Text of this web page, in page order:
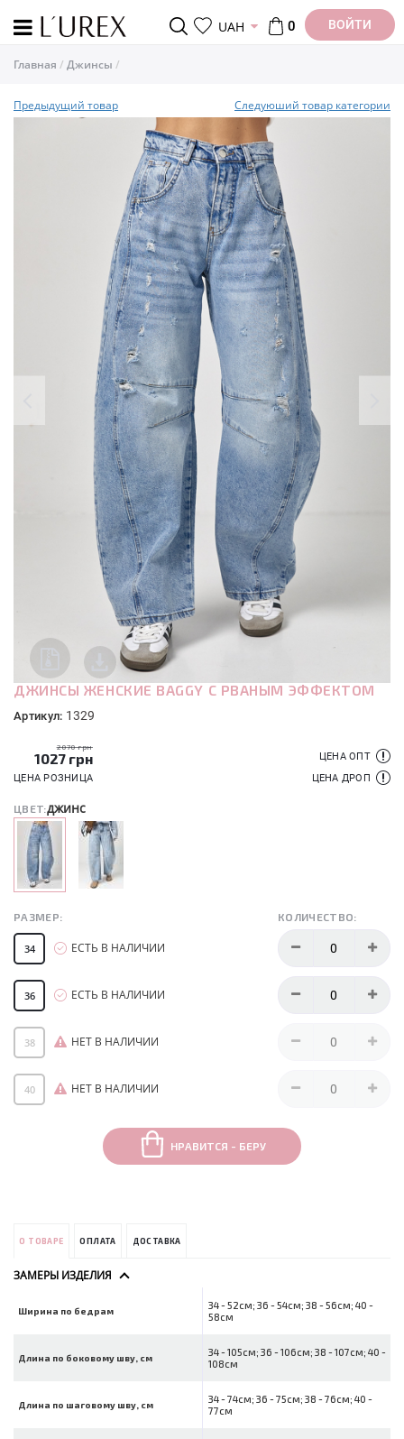
UAH 0 ВОЙТИ
Главная Джинсы
Предыдущий товар Следуюший товар категории
ДЖИНСЫ ЖЕНСКИЕ ВAGGY С РВАНЫМ ЭФФЕКТОМ
Артикул: 1329
2070 грн
1027 грн
ЦЕНА РОЗНИЦА
ЦЕНА ОПТ
ЦЕНА ДРОП
ЦВЕТ:джинс
РАЗМЕР: КОЛИЧЕСТВО:
34 ЕСТЬ В НАЛИЧИИ
36 ЕСТЬ В НАЛИЧИИ
38 НЕТ В НАЛИЧИИ
40 НЕТ В НАЛИЧИИ
НРАВИТСЯ - БЕРУ
О ТОВАРЕ ОПЛАТА ДОСТАВКА
ЗАМЕРЫ ИЗДЕЛИЯ
Ширина по бедрам
34 - 52см; 36 - 54см; 38 - 56см; 40 -
58см
Длина по боковому шву, см
34 - 105см; 36 - 106см; 38 - 107см; 40 -
108см
Длина по шаговому шву, см
34 - 74см; 36 - 75см; 38 - 76см; 40 -
77см